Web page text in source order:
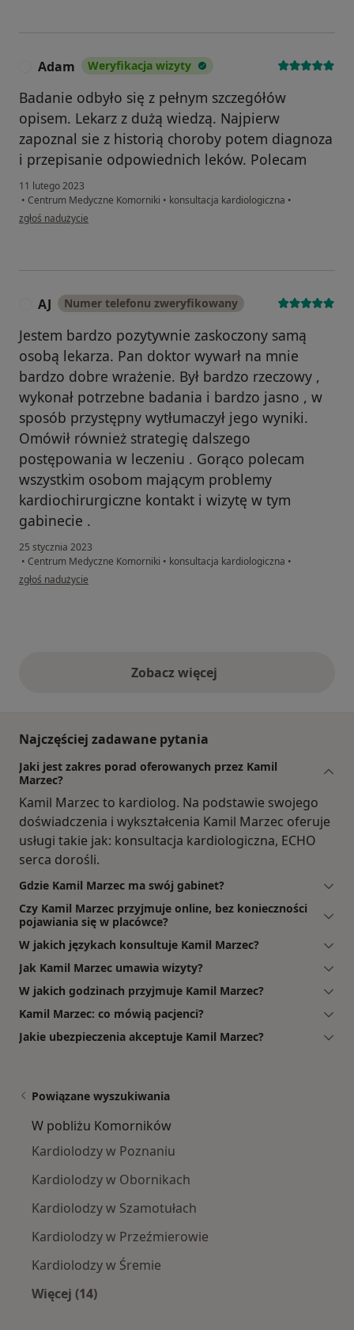
Adam Weryfikacja wizyty
Badanie odbyło się z pełnym szczegółów
opisem. Lekarz z dużą wiedzą. Najpierw
zapoznal sie z historią choroby potem diagnoza
i przepisanie odpowiednich leków. Polecam
11 lutego 2023
• Centrum Medyczne Komorniki • konsultacja kardiologiczna •
w opinii użytkownika Adam
zgłoś nadużycie
AJ Numer telefonu zweryfikowany
Jestem bardzo pozytywnie zaskoczony samą
osobą lekarza. Pan doktor wywarł na mnie
bardzo dobre wrażenie. Był bardzo rzeczowy ,
wykonał potrzebne badania i bardzo jasno , w
sposób przystępny wytłumaczył jego wyniki.
Omówił również strategię dalszego
postępowania w leczeniu . Gorąco polecam
wszystkim osobom mającym problemy
kardiochirurgiczne kontakt i wizytę w tym
gabinecie .
25 stycznia 2023
• Centrum Medyczne Komorniki • konsultacja kardiologiczna •
w opinii użytkownika AJ
zgłoś nadużycie
Zobacz więcejopinie powyżej
Najczęściej zadawane pytania
Jaki jest zakres porad oferowanych przez Kamil
Marzec?
Kamil Marzec to kardiolog. Na podstawie swojego
doświadczenia i wykształcenia Kamil Marzec oferuje
usługi takie jak: konsultacja kardiologiczna, ECHO
serca dorośli.
Gdzie Kamil Marzec ma swój gabinet?
Czy Kamil Marzec przyjmuje online, bez konieczności
pojawiania się w placówce?
W jakich językach konsultuje Kamil Marzec?
Jak Kamil Marzec umawia wizyty?
W jakich godzinach przyjmuje Kamil Marzec?
Kamil Marzec: co mówią pacjenci?
Jakie ubezpieczenia akceptuje Kamil Marzec?
Powiązane wyszukiwania
W pobliżu Komorników
Kardiolodzy w Poznaniu
Kardiolodzy w Obornikach
Kardiolodzy w Szamotułach
Kardiolodzy w Przeźmierowie
Kardiolodzy w Śremie
Więcej (14)